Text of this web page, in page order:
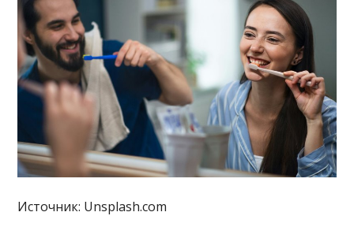
Источник: Unsplash.com